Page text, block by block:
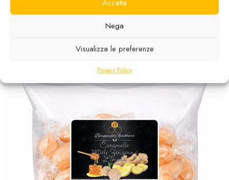
Accetta
Nega
Visualizza le preferenze
Privacy Policy
Disponibile
3,00